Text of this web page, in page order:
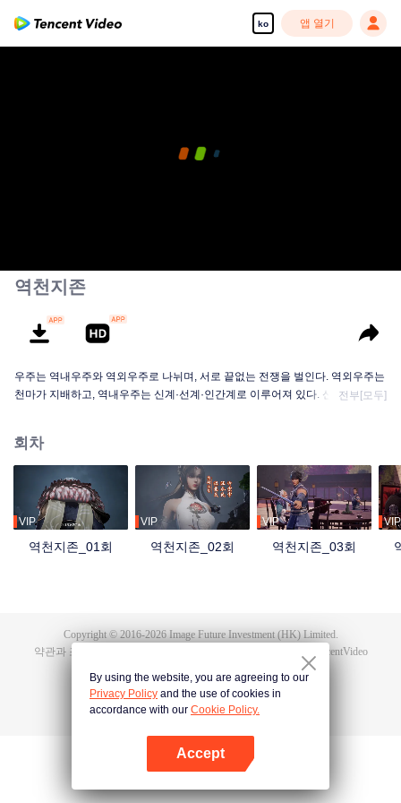
ko 앱 열기
역천지존
우주는 역내우주와 역외우주로 나뉘며, 서로 끝없는 전쟁을 벌인다. 역외우주는
천마가 지배하고, 역내우주는 신계·선계·인간계로 이루어져 있다. 신계의 지배
숨을 잃고, 만세윤회의 저주까지 받는다. 가족과 부하를 잃고, 나라를 빼앗겼으
며, 가장 아끼던 제자 영하천존마저 등을 돌린다. 이후 그는 윤회할 때마다 멸문
을 당하다가 마지막 생에서 담운으로 환생한다. 망월진 담가의 도련님 담운은
혼례 당일 약혼녀의 불륜을 목격하고 죽음 직전까지 몰리면서 전생의 기억을 각
성한다. 홍몽신태를 얻은 그는 폐물에서 절대적인 천재로 거듭나 전생의 공법으
옛 인연, 그리고 신계를 뒤흔든 배신의 진실까지…. 담운은 과연 모든 것을 되찾
전부[모두]
회차
VIP
역천지존_01회
VIP
역천지존_02회
VIP
역천지존_03회
VIP
Copyright © 2016-2026Image Future Investment (HK) Limited.
약관과 조항
TencentVideo
By using the website, you are agreeing to our
Privacy Policy and the use of cookies in
accordance with our Cookie Policy.
Accept